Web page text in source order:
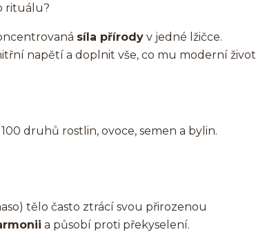
rituálu?
síla přírody v jedné lžičce.
napětí a doplnit vše, co mu moderní život
druhů rostlin, ovoce, semen a bylin.
tělo často ztrácí svou přirozenou
a působí proti překyselení.